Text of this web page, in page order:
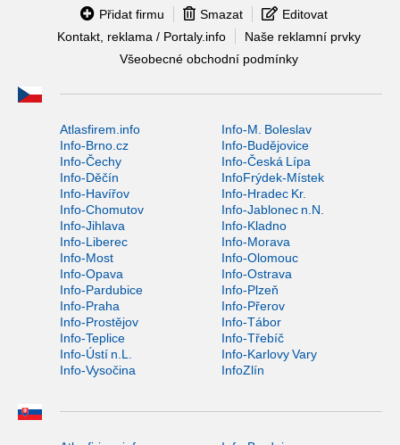
Přidat firmu Smazat
Editovat
Kontakt, reklama / Portaly.info
Naše reklamní prvky
Všeobecné obchodní podmínky
Atlasfirem.info
Info-M. Boleslav
Info-Brno.cz
Info-Budějovice
Info-Čechy
Info-Česká Lípa
Info-Děčín
InfoFrýdek-Místek
Info-Havířov
Info-Hradec Kr.
Info-Chomutov
Info-Jablonec n.N.
Info-Jihlava
Info-Kladno
Info-Liberec
Info-Morava
Info-Most
Info-Olomouc
Info-Opava
Info-Ostrava
Info-Pardubice
Info-Plzeň
Info-Praha
Info-Přerov
Info-Prostějov
Info-Tábor
Info-Teplice
Info-Třebíč
Info-Ústí n.L.
Info-Karlovy Vary
Info-Vysočina
InfoZlín